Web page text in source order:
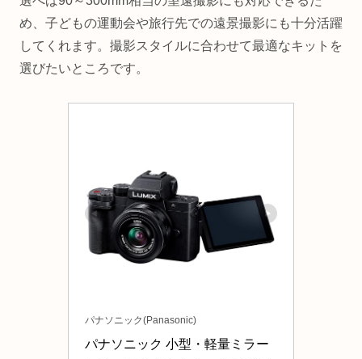
め、子どもの運動会や旅行先での遠景撮影にも十分活躍
してくれます。撮影スタイルに合わせて最適なキットを
選びたいところです。
パナソニック(Panasonic)
パナソニック 小型・軽量ミラー